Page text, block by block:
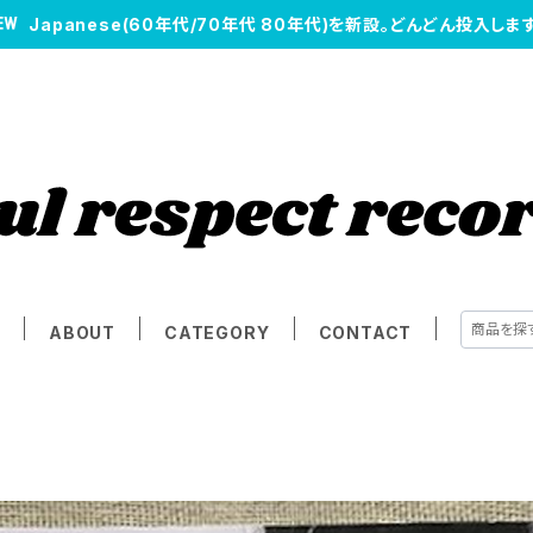
Japanese(60年代/70年代 80年代)を新設。どんどん投入します
ABOUT CATEGORY CONTACT